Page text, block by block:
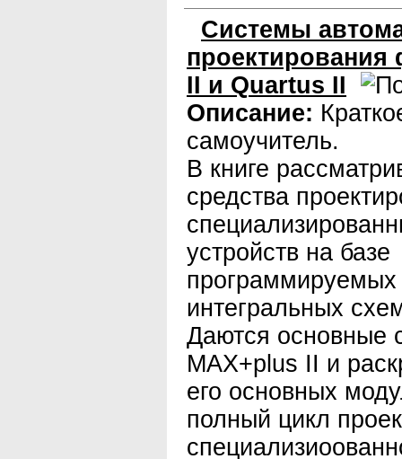
Системы
II и Quartus II
Описание:
самоучитель.
В книге
средства
устройств на базе
программируемых
интегральных
Даются основные
MAX+plus II и
его основных
полный цикл